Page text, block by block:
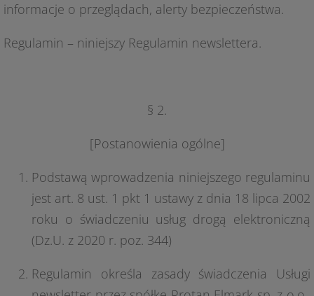
informacje o przeglądach, alerty bezpieczeństwa.
Regulamin – niniejszy Regulamin newslettera.
§ 2.
[Postanowienia ogólne]
Podstawą wprowadzenia niniejszego regulaminu
jest art. 8 ust. 1 pkt 1 ustawy z dnia 18 lipca 2002
roku o świadczeniu usług drogą elektroniczną
(Dz.U. z 2020 r. poz. 344)
Regulamin określa zasady świadczenia Usługi